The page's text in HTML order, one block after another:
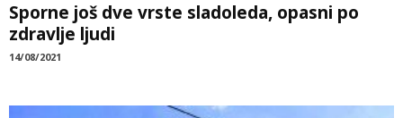
Sporne još dve vrste sladoleda, opasni po
zdravlje ljudi
14/08/2021